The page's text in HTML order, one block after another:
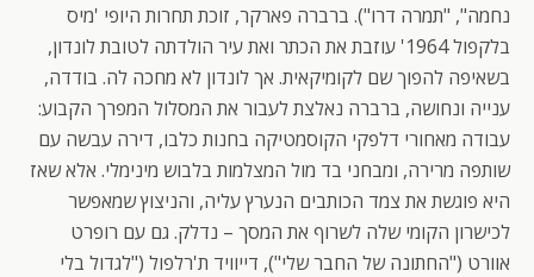
נחמה", "תמרה דרו"). ברברה פארקר, זוכת תחרות היופי 'מיס
בלקפול 1964' עוזבת את הכתר ואת עיר הולדתה לטובת לונדון,
בשאיפה להפוך שם לקומיקאית. אך לונדון לא מחכה לה. בודדה,
ענייה ונחושה, ברברה נאלצת לעבור את המסלול המפרך הקבוע:
עבודה מאחורי דלפקי הקוסמטיקה בחנות כלבו, דירה עבשה עם
שותפה מרירה, ומבחני בד מול המצלמות בלבוש מינימלי. אלא שאז
היא פוגשת את צמד הכותבים הנערץ עליה, והניצוץ שמאפשר
לכישרון הקומי שלה לשרוף את המסך – נדלק. גם עם רופרט
אוורט ("החתונה של החבר שלי"), דייוויד ת'רלפול ("לגדול בלי